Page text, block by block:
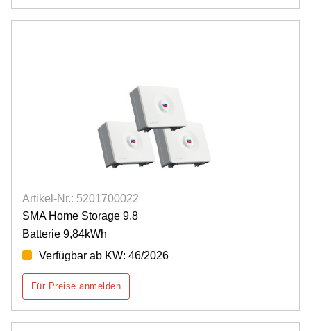
Artikel-Nr.: 5201700022
SMA Home Storage 9.8
Batterie 9,84kWh
Verfügbar ab KW: 46/2026
Für Preise anmelden